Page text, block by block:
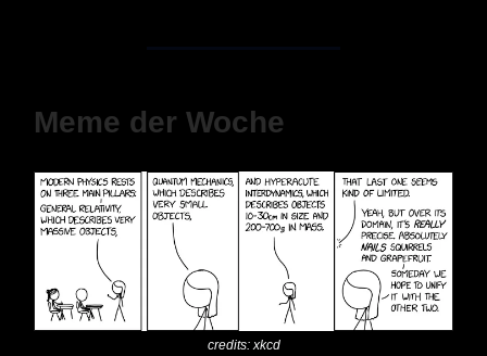
Meme der Woche
credits: xkcd